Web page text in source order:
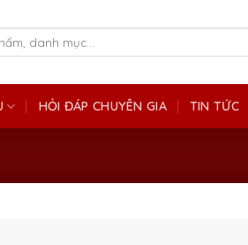
HỎI ĐÁP CHUYÊN GIA TIN TỨC